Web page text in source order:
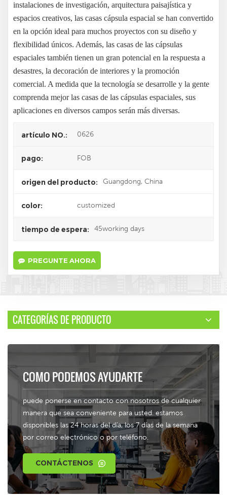
instalaciones de investigación, arquitectura paisajística y
espacios creativos, las casas cápsula espacial se han convertido
en la opción ideal para muchos proyectos con su diseño y
flexibilidad únicos. Además, las casas de las cápsulas
espaciales también tienen un gran potencial en la respuesta a
desastres, la decoración de interiores y la promoción
comercial. A medida que la tecnología se desarrolle y la gente
comprenda mejor las casas de las cápsulas espaciales, sus
aplicaciones en diversos campos serán más diversas.
artículo NO.: 0626
pago: FOB
origen del producto: Guangdong, China
color: customized
tiempo de espera: 45working days
PREGUNTE AHORA
CATEGORÍAS DE PRODUCTO
COMO PODEMOS AYUDARTE
puede ponerse en contacto con nosotros de cualquier
manera que sea conveniente para usted. estamos
disponibles las 24 horas del día, los 7 días de la semana
por correo electrónico o por teléfono.
CONTÁCTENOS